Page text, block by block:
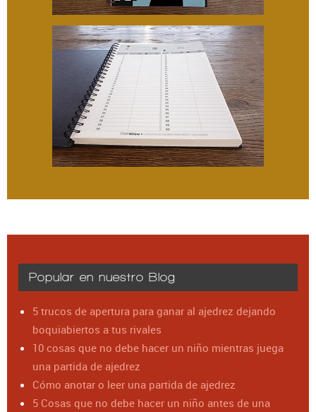
Popular en nuestro Blog
5 trucos de apertura para ganar al ajedrez dejando
boquiabiertos a tus rivales
10 cosas que no debe hacer un niño mientras juega
una partida de ajedrez
Cómo anotar o leer una partida de ajedrez
5 Cosas que no debe hacer un niño antes de una